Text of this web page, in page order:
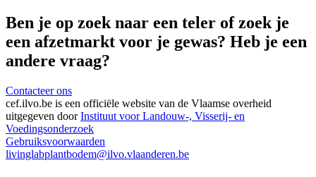
Ben je op zoek naar een teler of zoek je
een afzetmarkt voor je gewas? Heb je een
andere vraag?
Contacteer ons
cef.ilvo.be is een officiële website van de Vlaamse overheid
uitgegeven doorInstituut voor Landouw-, Visserij- en
Voedingsonderzoek
Gebruiksvoorwaarden
livinglabplantbodem@ilvo.vlaanderen.be